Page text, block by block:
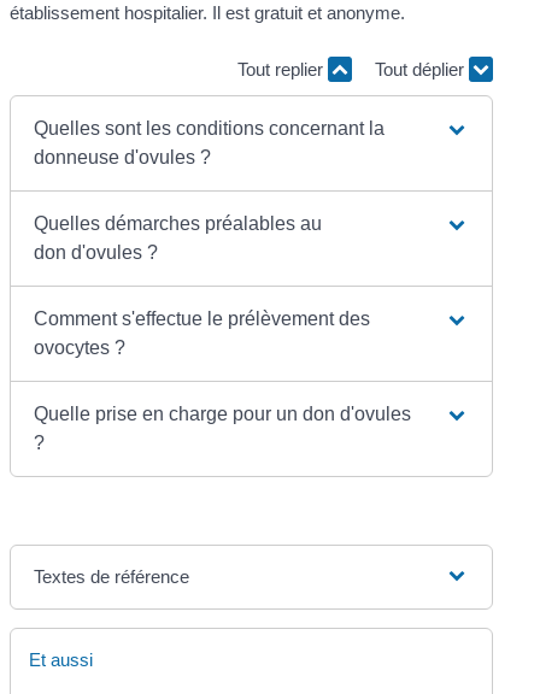
établissement hospitalier. Il est gratuit et anonyme.
Tout replier Tout déplier
Quelles sont les conditions concernant la
donneuse d'ovules ?
Quelles démarches préalables au
don d'ovules ?
Comment s'effectue le prélèvement des
ovocytes ?
Quelle prise en charge pour un don d'ovules
?
Textes de référence
Et aussi